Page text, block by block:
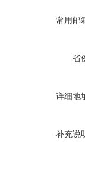
常用邮
省
详细地
补充说